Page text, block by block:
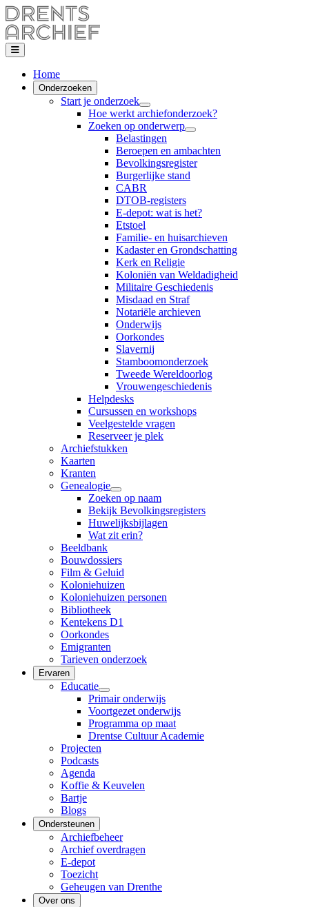
Home
Onderzoeken
Start je onderzoek
Hoe werkt archiefonderzoek?
Zoeken op onderwerp
Belastingen
Beroepen en ambachten
Bevolkingsregister
Burgerlijke stand
CABR
DTOB-registers
E-depot: wat is het?
Etstoel
Familie- en huisarchieven
Kadaster en Grondschatting
Kerk en Religie
Koloniën van Weldadigheid
Militaire Geschiedenis
Misdaad en Straf
Notariële archieven
Onderwijs
Oorkondes
Slavernij
Stamboomonderzoek
Tweede Wereldoorlog
Vrouwengeschiedenis
Helpdesks
Cursussen en workshops
Veelgestelde vragen
Reserveer je plek
Archiefstukken
Kaarten
Kranten
Genealogie
Zoeken op naam
Bekijk Bevolkingsregisters
Huwelijksbijlagen
Wat zit erin?
Beeldbank
Bouwdossiers
Film & Geluid
Koloniehuizen
Koloniehuizen personen
Bibliotheek
Kentekens D1
Oorkondes
Emigranten
Tarieven onderzoek
Ervaren
Educatie
Primair onderwijs
Voortgezet onderwijs
Programma op maat
Drentse Cultuur Academie
Projecten
Podcasts
Agenda
Koffie & Keuvelen
Bartje
Blogs
Ondersteunen
Archiefbeheer
Archief overdragen
E-depot
Toezicht
Geheugen van Drenthe
Over ons